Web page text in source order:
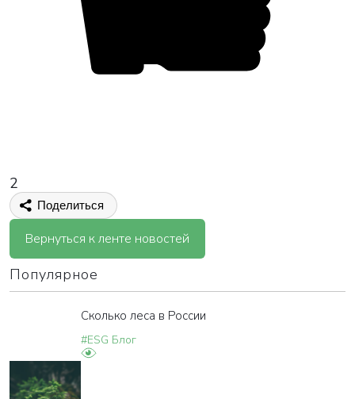
2
Поделиться
Вернуться к ленте новостей
Популярное
Сколько леса в России
#ESG Блог